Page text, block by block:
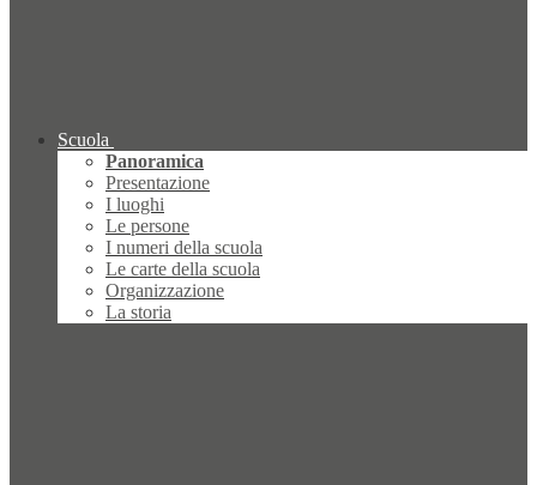
Scuola
Panoramica
Presentazione
I luoghi
Le persone
I numeri della scuola
Le carte della scuola
Organizzazione
La storia